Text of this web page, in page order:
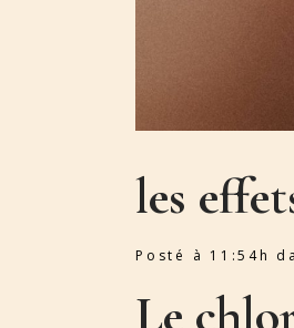
les
Posté à 11:54h
Le